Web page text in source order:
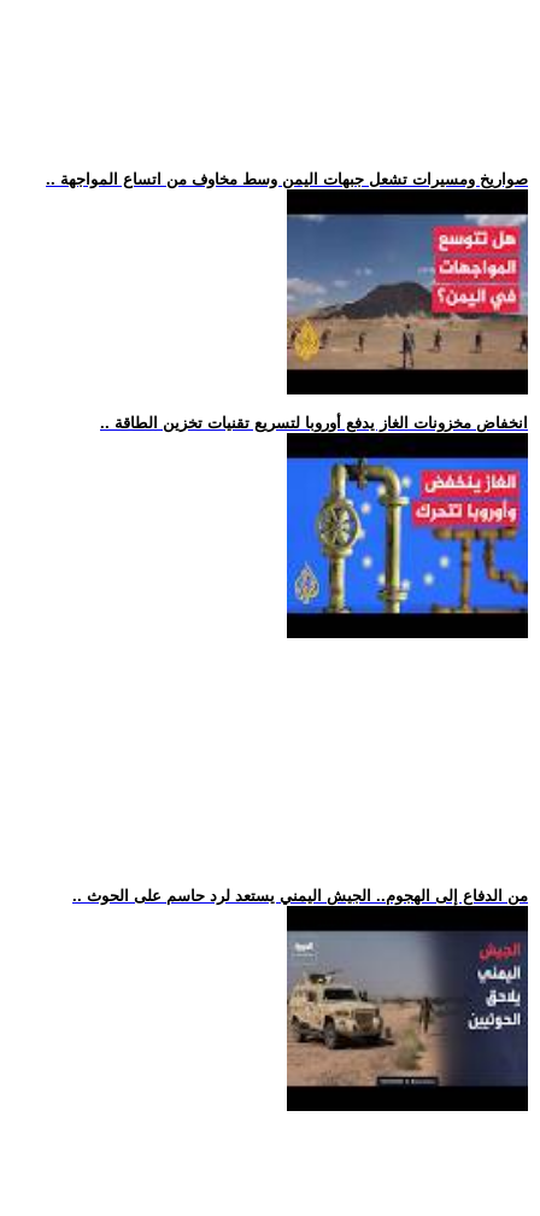
.. صواريخ ومسيرات تشعل جبهات اليمن وسط مخاوف من اتساع المواجهة
.. انخفاض مخزونات الغاز يدفع أوروبا لتسريع تقنيات تخزين الطاقة
.. من الدفاع إلى الهجوم.. الجيش اليمني يستعد لرد حاسم على الحوث